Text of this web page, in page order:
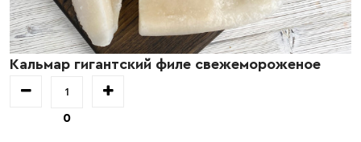
Кальмар гигантский филе свежемороженое
0